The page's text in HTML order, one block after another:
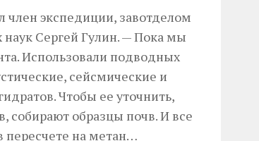
экспедиции, завотделом
наук Сергей Гулин. — Пока мы
Использовали подводных
сейсмические и
Чтобы ее уточнить,
собирают образцы почв. И все
пересчете на метан…